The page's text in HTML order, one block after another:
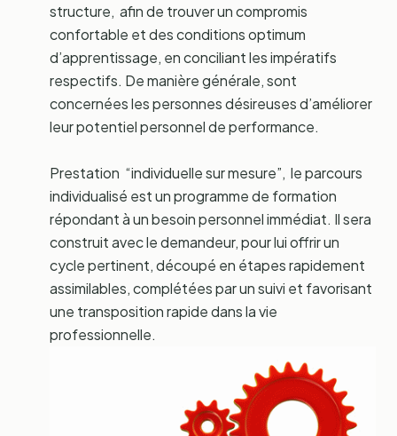
structure, afin de trouver un compromis
confortable et des conditions optimum
d’apprentissage, en conciliant les impératifs
respectifs. De manière générale, sont
concernées les personnes désireuses d’améliorer
leur potentiel personnel de performance.
Prestation “individuelle sur mesure”, le parcours
individualisé est un programme de formation
répondant à un besoin personnel immédiat. Il sera
construit avec le demandeur, pour lui offrir un
cycle pertinent, découpé en étapes rapidement
assimilables, complétées par un suivi et favorisant
une transposition rapide dans la vie
professionnelle.